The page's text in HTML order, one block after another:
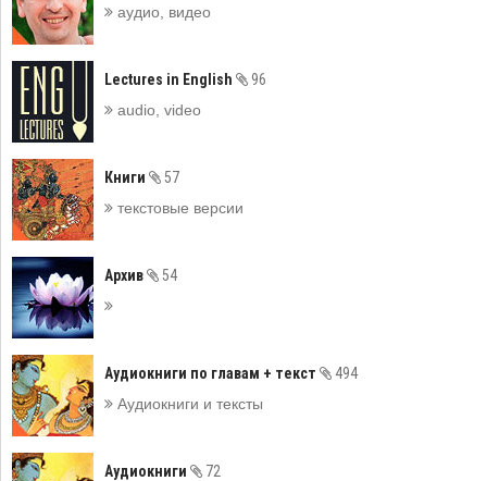
аудио, видео
Lectures in English
96
audio, video
Книги
57
текстовые версии
Архив 54
Аудиокниги по главам + текст
494
Аудиокниги и тексты
Аудиокниги
72